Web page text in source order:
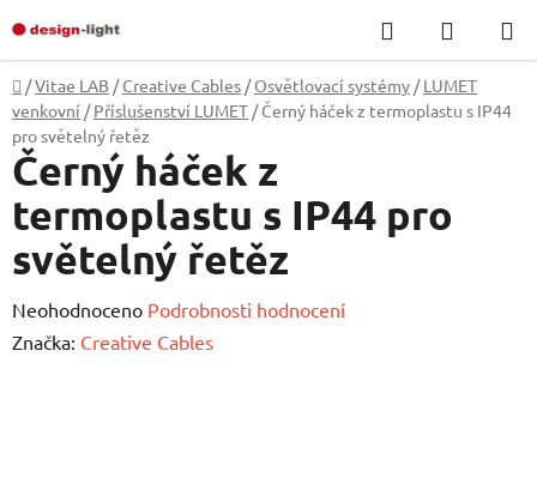
na
obsah
Hledat
KOŠÍK
Domů
/Vitae LAB / Creative Cables / Osvětlovací systémy / LUMET
venkovní / Příslušenství LUMET / Černý háček z termoplastu s IP44
pro světelný řetěz
Černý háček z
termoplastu s IP44 pro
světelný řetěz
Průměrné
hodnocení
Neohodnoceno Podrobnosti hodnocení
Značka: Creative Cables